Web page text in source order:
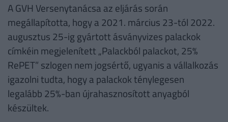
A GVH Versenytanácsa az eljárás során
megállapította, hogy a 2021. március 23-tól 2022.
augusztus 25-ig gyártott ásványvizes palackok
címkéin megjelenített „Palackból palackot, 25%
RePET” szlogen nem jogsértő, ugyanis a vállalkozás
igazolni tudta, hogy a palackok ténylegesen
legalább 25%-ban újrahasznosított anyagból
készültek.